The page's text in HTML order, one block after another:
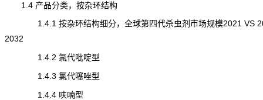
1.4 产品分类，按杂环结构
1.4.1 按杂环结构细分，全球第四代杀虫剂市场规模2021 VS
2032
1.4.2 氯代吡啶型
1.4.3 氯代噻唑型
1.4.4 呋喃型